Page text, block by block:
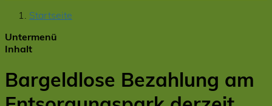
Startseite
Untermenü
Inhalt
Bargeldlose Bezahlung am